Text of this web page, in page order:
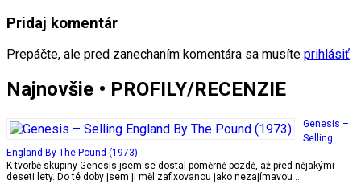
Pridaj komentár
Prepáčte, ale pred zanechaním komentára sa musíte prihlásiť.
Najnovšie • PROFILY/RECENZIE
Genesis –
Selling
England By The Pound (1973)
K tvorbě skupiny Genesis jsem se dostal poměrně pozdě, až před nějakými
deseti lety. Do té doby jsem ji měl zafixovanou jako nezajímavou …